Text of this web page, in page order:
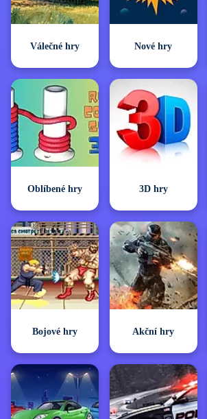
Válečné hry Nové hry
Oblíbené hry 3D hry
Bojové hry Akční hry